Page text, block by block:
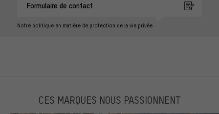
Formulaire de contact
Notre politique en matière de protection de la vie privée
CES MARQUES NOUS PASSIONNENT